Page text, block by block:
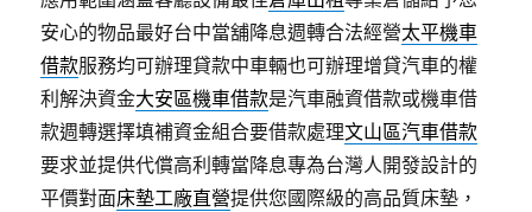
安心的物品最好台中當舖降息週轉合法經營太平機車
借款服務均可辦理貸款中車輛也可辦理增貸汽車的權
利解決資金大安區機車借款是汽車融資借款或機車借
款週轉選擇填補資金組合要借款處理文山區汽車借款
要求並提供代償高利轉當降息專為台灣人開發設計的
平價對面床墊工廠直營提供您國際級的高品質床墊，